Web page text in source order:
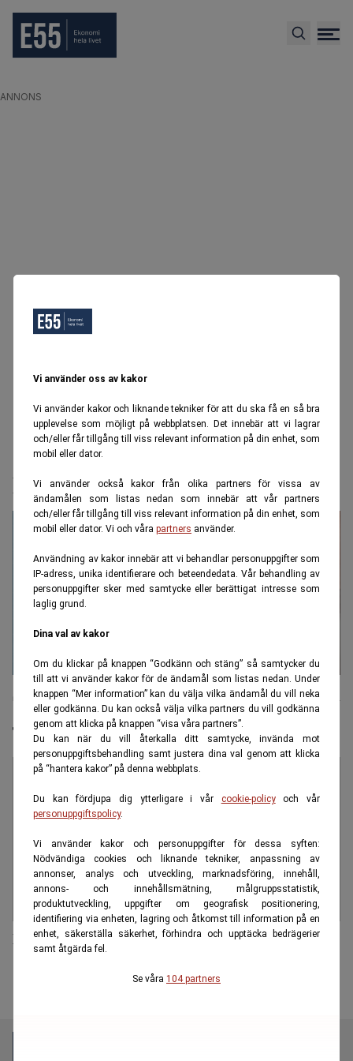
Vi använder oss av kakor
Vi använder kakor och liknande tekniker för att du ska få en så bra
upplevelse som möjligt på webbplatsen. Det innebär att vi lagrar
och/eller får tillgång till viss relevant information på din enhet, som
mobil eller dator.
Vi använder också kakor från olika partners för vissa av
ändamålen som listas nedan som innebär att vår partners
och/eller får tillgång till viss relevant information på din enhet, som
mobil eller dator. Vi och våra partners använder.
Användning av kakor innebär att vi behandlar personuppgifter som
IP-adress, unika identifierare och beteendedata. Vår behandling av
personuppgifter sker med samtycke eller berättigat intresse som
laglig grund.
Dina val av kakor
Om du klickar på knappen “Godkänn och stäng” så samtycker du
till att vi använder kakor för de ändamål som listas nedan. Under
knappen “Mer information” kan du välja vilka ändamål du vill neka
eller godkänna. Du kan också välja vilka partners du vill godkänna
genom att klicka på knappen “visa våra partners”.
Du kan när du vill återkalla ditt samtycke, invända mot
personuppgiftsbehandling samt justera dina val genom att klicka
på “hantera kakor” på denna webbplats.
Du kan fördjupa dig ytterligare i vår cookie-policyoch vår
personuppgiftspolicy.
Vi använder kakor och personuppgifter för dessa syften:
Nödvändiga cookies och liknande tekniker, anpassning av
annonser, analys och utveckling, marknadsföring, innehåll,
annons- och innehållsmätning, målgruppsstatistik,
produktutveckling, uppgifter om geografisk positionering,
identifiering via enheten, lagring och åtkomst till information på en
enhet, säkerställa säkerhet, förhindra och upptäcka bedrägerier
samt åtgärda fel.
Se våra 104 partners
ANNONS
Panamaaffären
Skatteverket lägger ner avdelningen som
jagar skatteflyktingar
Därför tror jag inte ett skit på Leif Östlings ursäkt!